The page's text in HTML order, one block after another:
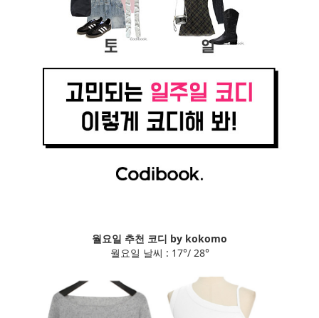
월요일 추천 코디 by kokomo
월요일 날씨 : 17°/ 28°